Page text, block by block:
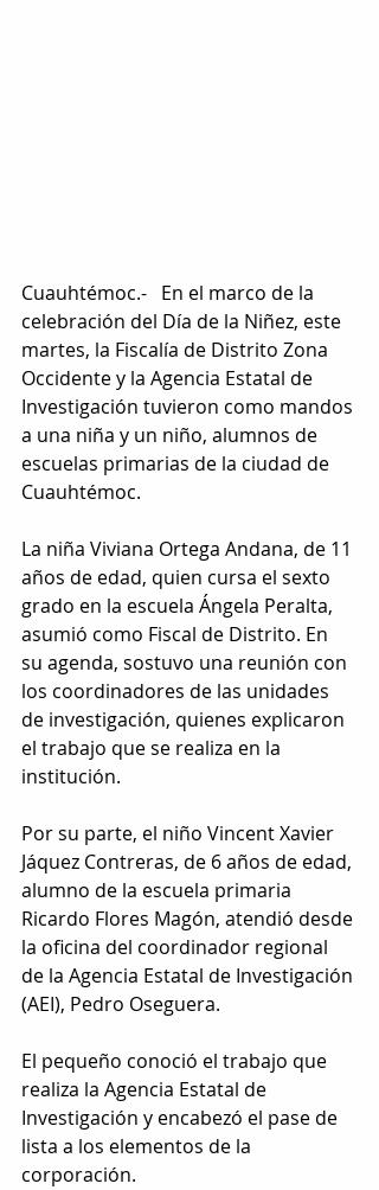
Cuauhtémoc.-   En el marco de la
celebración del Día de la Niñez, este
martes, la Fiscalía de Distrito Zona
Occidente y la Agencia Estatal de
Investigación tuvieron como mandos
a una niña y un niño, alumnos de
escuelas primarias de la ciudad de
Cuauhtémoc.
La niña Viviana Ortega Andana, de 11
años de edad, quien cursa el sexto
grado en la escuela Ángela Peralta,
asumió como Fiscal de Distrito. En
su agenda, sostuvo una reunión con
los coordinadores de las unidades
de investigación, quienes explicaron
el trabajo que se realiza en la
institución.
Por su parte, el niño Vincent Xavier
Jáquez Contreras, de 6 años de edad,
alumno de la escuela primaria
Ricardo Flores Magón, atendió desde
la oficina del coordinador regional
de la Agencia Estatal de Investigación
(AEI), Pedro Oseguera.
El pequeño conoció el trabajo que
realiza la Agencia Estatal de
Investigación y encabezó el pase de
lista a los elementos de la
corporación.